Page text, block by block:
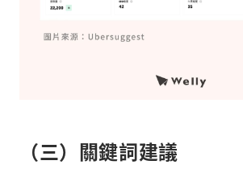
（三）關鍵詞建議